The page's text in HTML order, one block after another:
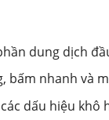
dung dịch
bấm nhanh và
dấu hiệu